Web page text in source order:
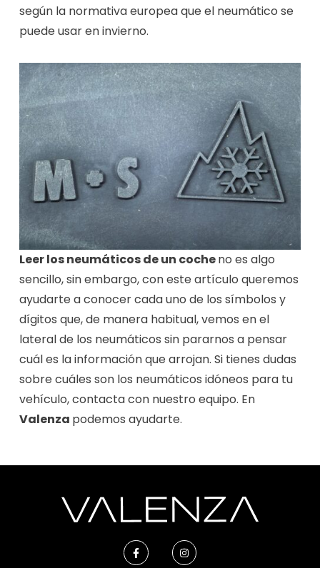
según la normativa europea que el neumático se
puede usar en invierno.
Leer los neumáticos de un cocheno es algo
sencillo, sin embargo, con este artículo queremos
ayudarte a conocer cada uno de los símbolos y
dígitos que, de manera habitual, vemos en el
lateral de los neumáticos sin pararnos a pensar
cuál es la información que arrojan. Si tienes dudas
sobre cuáles son los neumáticos idóneos para tu
vehículo, contacta con nuestro equipo. En
Valenza podemos ayudarte.